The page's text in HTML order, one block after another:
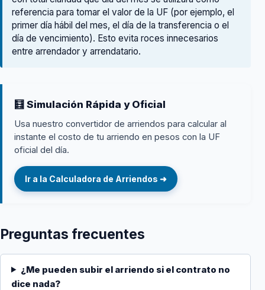
referencia para tomar el valor de la UF (por ejemplo, el
primer día hábil del mes, el día de la transferencia o el
día de vencimiento). Esto evita roces innecesarios
entre arrendador y arrendatario.
🧮 Simulación Rápida y Oficial
Usa nuestro convertidor de arriendos para calcular al
instante el costo de tu arriendo en pesos con la UF
oficial del día.
Ir a la Calculadora de Arriendos ➜
Preguntas frecuentes
¿Me pueden subir el arriendo si el contrato no
dice nada?